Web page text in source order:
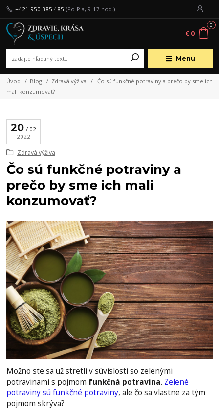
Menu
+421 950 385 485 (Po-Pia, 9-17 hod.)
0
€ 0
Úvod Blog Zdravá výživa
Čo sú funkčné potraviny a prečo by sme ich
mali konzumovať?
20
02
2022
Zdravá výživa
Čo sú funkčné potraviny a
prečo by sme ich mali
konzumovať?
Možno ste sa už stretli v súvislosti so zelenými
potravinami s pojmom funkčná potravina. Zelené
potraviny sú funkčné potraviny, ale čo sa vlastne za tým
pojmom skrýva?